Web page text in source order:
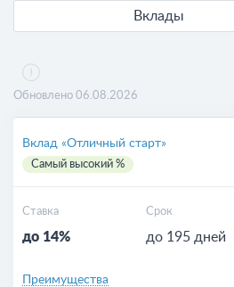
Вклады
Обновлено 06.08.2026
Вклад «Отличный старт»
Самый высокий %
Ставка
до 14%
Срок
до 195 дней
Преимущества